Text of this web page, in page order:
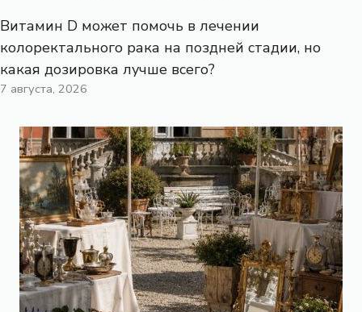
Витамин D может помочь в лечении
колоректального рака на поздней стадии, но
какая дозировка лучше всего?
7 августа, 2026